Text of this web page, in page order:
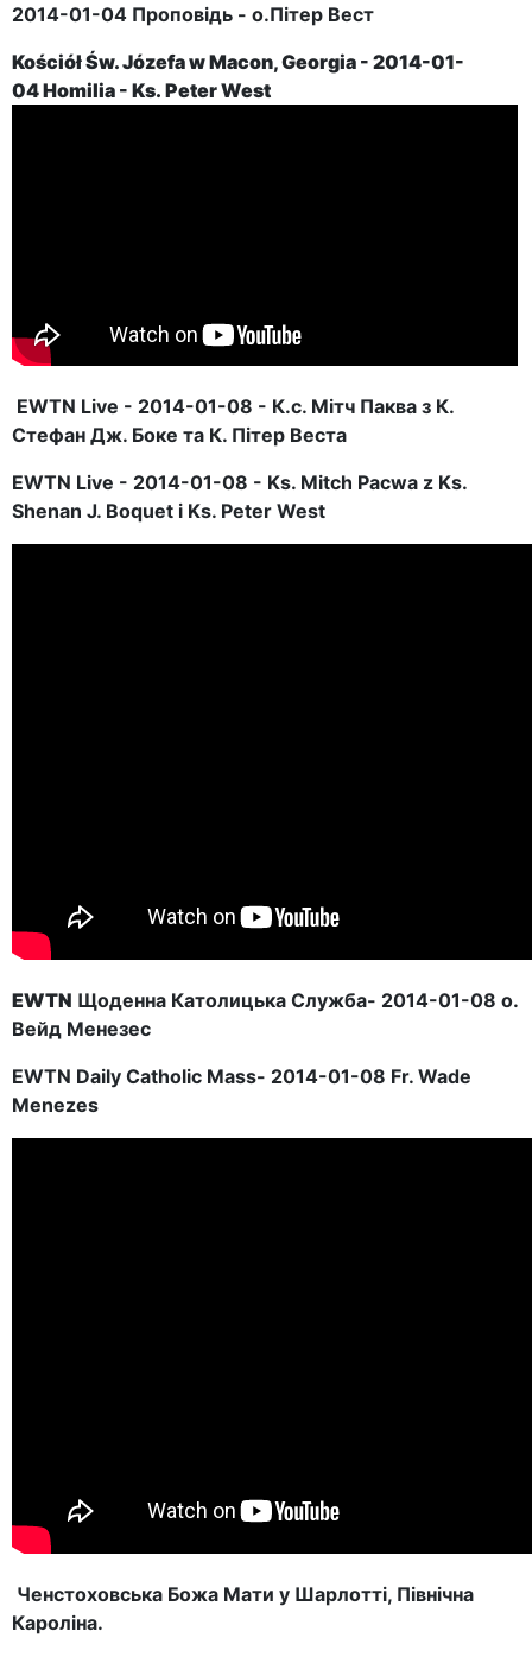
2014-01-04 Проповідь - о.Пітер Вест
Kościół Św. Józefa wMacon, Georgia - 2014-01-
04Homilia - Ks. PeterWest
EWTN Live - 2014-01-08 - К.с. Мітч Паква з К.
Стефан Дж. Боке та К. Пітер Веста
EWTN Live - 2014-01-08 - Ks. Mitch Pacwa z Ks.
Shenan J. Boquet i Ks. Peter West
EWTN Щоденна Католицька Служба- 2014-01-08 о.
Вейд Менезес
EWTN Daily Catholic Mass- 2014-01-08 Fr. Wade
Menezes
Ченстоховська Божа Мати у Шарлотті, Північна
Кароліна.